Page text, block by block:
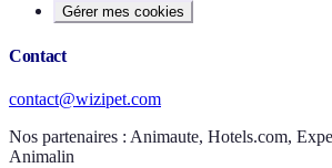
Gérer mes cookies
Contact
contact@wizipet.com
Nos partenaires : Animaute, Hotels.com,
Animalin